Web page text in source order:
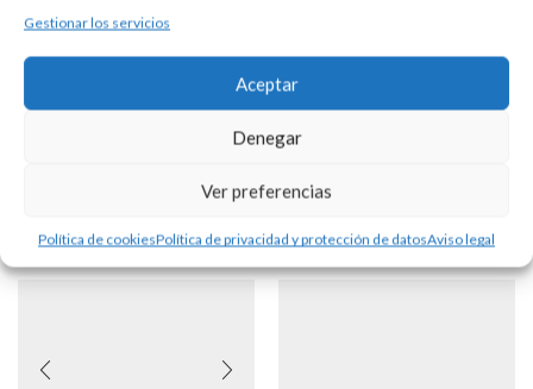
Gestionar los servicios
Aceptar
Denegar
Ver preferencias
Política de cookiesPolítica de privacidad y protección de datosAviso legal
Consultar disponibilidad.
También Te Puede Gustar...